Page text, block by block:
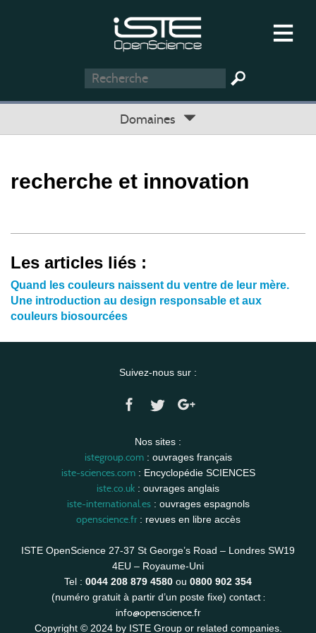
Domaines
recherche et innovation
Les articles liés :
Quand les couleurs naissent du ventre de leur mère.
Une introduction au design responsable et aux
couleurs biosourcées
Suivez-nous sur :
Nos sites :
istegroup.com: ouvrages français
iste-sciences.com: Encyclopédie SCIENCES
iste.co.uk : ouvrages anglais
iste-international.es: ouvrages espagnols
openscience.fr: revues en libre accès
ISTE OpenScience 27-37 St George’s Road – Londres SW19
4EU – Royaume-Uni
Tel : 0044 208 879 4580 ou 0800 902 354
(numéro gratuit à partir d’un poste fixe) contact :
info@openscience.fr
Copyright © 2024 by ISTE Group or related companies.